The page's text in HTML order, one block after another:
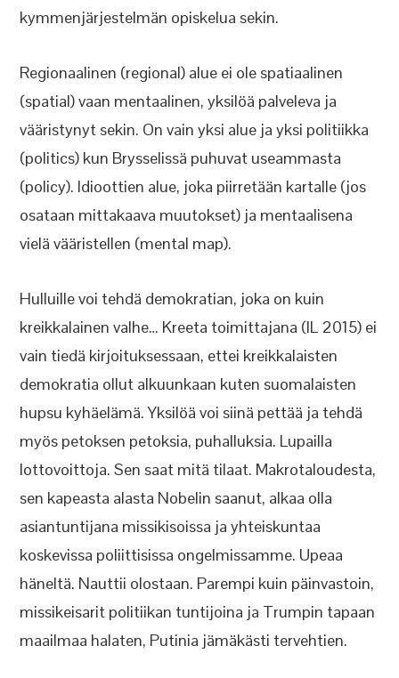
kymmenjärjestelmän opiskelua sekin.
Regionaalinen (regional) alue ei ole spatiaalinen
(spatial) vaan mentaalinen, yksilöä palveleva ja
vääristynyt sekin. On vain yksi alue ja yksi politiikka
(politics) kun Brysselissä puhuvat useammasta
(policy). Idioottien alue, joka piirretään kartalle (jos
osataan mittakaava muutokset) ja mentaalisena
vielä vääristellen (mental map).
Hulluille voi tehdä demokratian, joka on kuin
kreikkalainen valhe… Kreeta toimittajana (IL 2015) ei
vain tiedä kirjoituksessaan, ettei kreikkalaisten
demokratia ollut alkuunkaan kuten suomalaisten
hupsu kyhäelämä. Yksilöä voi siinä pettää ja tehdä
myös petoksen petoksia, puhalluksia. Lupailla
lottovoittoja. Sen saat mitä tilaat. Makrotaloudesta,
sen kapeasta alasta Nobelin saanut, alkaa olla
asiantuntijana missikisoissa ja yhteiskuntaa
koskevissa poliittisissa ongelmissamme. Upeaa
häneltä. Nauttii olostaan. Parempi kuin päinvastoin,
missikeisarit politiikan tuntijoina ja Trumpin tapaan
maailmaa halaten, Putinia jämäkästi tervehtien.